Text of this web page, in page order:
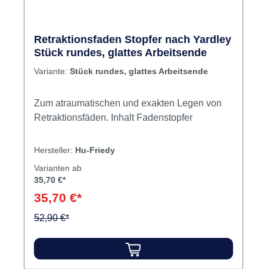
Retraktionsfaden Stopfer nach Yardley
Stück rundes, glattes Arbeitsende
Variante: Stück rundes, glattes Arbeitsende
Zum atraumatischen und exakten Legen von
Retraktionsfäden. Inhalt Fadenstopfer
Hersteller: Hu-Friedy
Varianten ab
35,70 €*
35,70 €*
52,90 €*